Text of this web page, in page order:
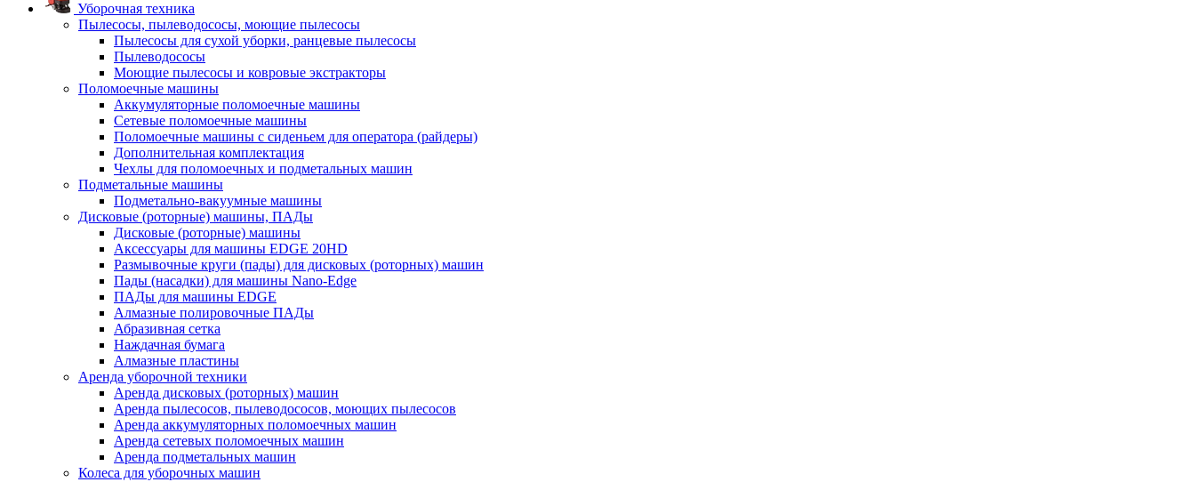
Уборочная техника
Пылесосы, пылеводососы, моющие пылесосы
Пылесосы для сухой уборки, ранцевые пылесосы
Пылеводососы
Моющие пылесосы и ковровые экстракторы
Поломоечные машины
Аккумуляторные поломоечные машины
Сетевые поломоечные машины
Поломоечные машины с сиденьем для оператора (райдеры)
Дополнительная комплектация
Чехлы для поломоечных и подметальных машин
Подметальные машины
Подметально-вакуумные машины
Дисковые (роторные) машины, ПАДы
Дисковые (роторные) машины
Аксессуары для машины EDGE 20HD
Размывочные круги (пады) для дисковых (роторных) машин
Пады (насадки) для машины Nano-Edge
ПАДы для машины EDGE
Алмазные полировочные ПАДы
Абразивная сетка
Наждачная бумага
Алмазные пластины
Аренда уборочной техники
Аренда дисковых (роторных) машин
Аренда пылесосов, пылеводососов, моющих пылесосов
Аренда аккумуляторных поломоечных машин
Аренда сетевых поломоечных машин
Аренда подметальных машин
Колеса для уборочных машин